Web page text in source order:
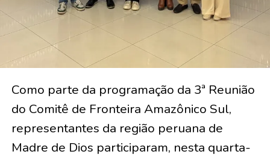
Como parte da programação da 3ª Reunião
do Comitê de Fronteira Amazônico Sul,
representantes da região peruana de
Madre de Dios participaram, nesta quarta-